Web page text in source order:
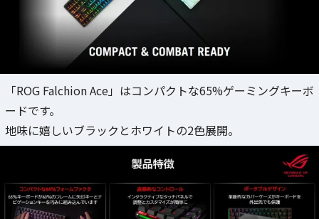
「ROG Falchion Ace」はコンパクトな65%ゲーミングキーボ
ードです。
地味に嬉しいブラックとホワイトの2色展開。